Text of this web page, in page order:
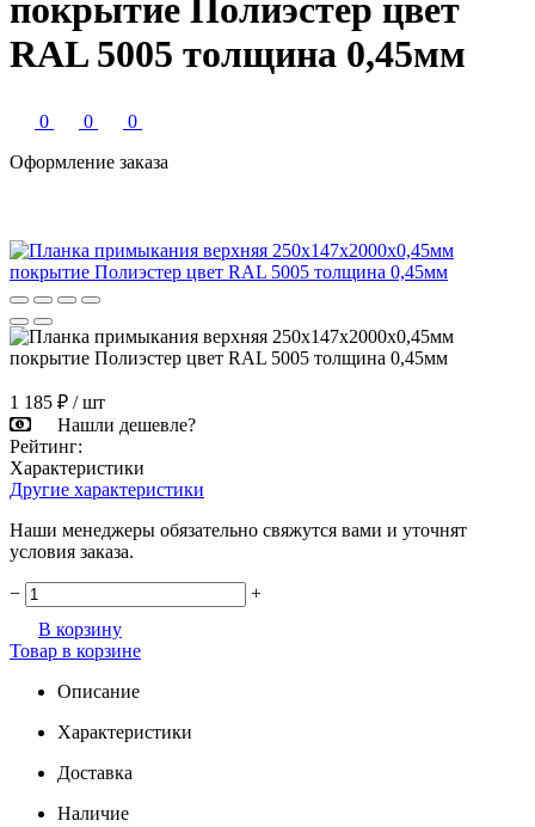
покрытие Полиэстер цвет
RAL 5005 толщина 0,45мм
0 0
0
Оформление заказа
1 185 ₽ / шт
Нашли дешевле?
Рейтинг:
Характеристики
Другие характеристики
Наши менеджеры обязательно свяжутся вами и уточнят
условия заказа.
−
+
В корзину
Товар в корзине
Описание
Характеристики
Доставка
Наличие